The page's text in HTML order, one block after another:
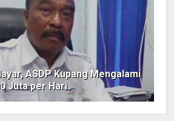
ASDP Kupang Mengalami
Juta per Hari